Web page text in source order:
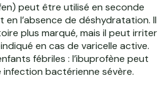
peut être utilisé en seconde
l’absence de déshydratation. Il
plus marqué, mais il peut irriter
en cas de varicelle active.
fébriles : l’ibuprofène peut
infection bactérienne sévère.